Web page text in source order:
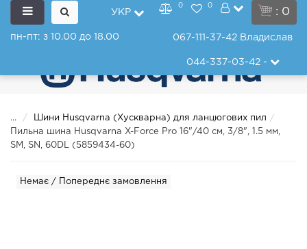
: 0
УКР
0 0
пн-пт: з 10.00 до 18.00 067-111-37-42 Владислав
044-337-03-42-
...
Шини Husqvarna (Хускварна) для ланцюгових пил
Пильна шина Husqvarna X-Force Pro 16"/40 см, 3/8", 1.5 мм,
SM, SN, 60DL (5859434-60)
Немає / Попереднє замовлення